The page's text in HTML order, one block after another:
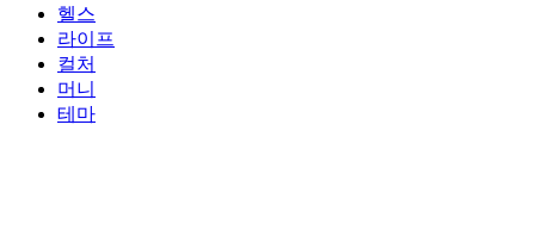
헬스
라이프
컬처
머니
테마